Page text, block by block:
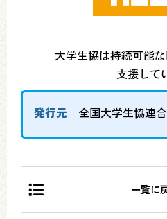
大学生協は持続可能
支援して
発行元 全国大学生協連
一覧に